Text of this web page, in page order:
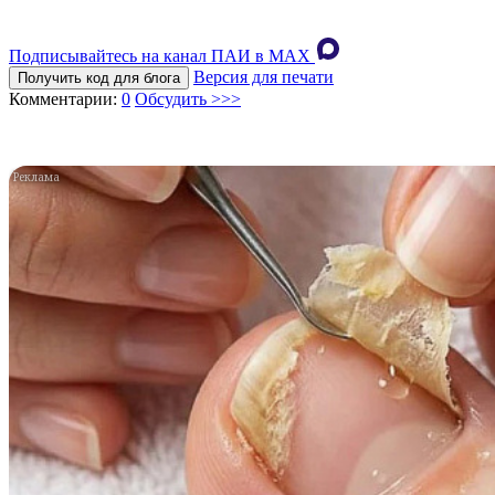
Подписывайтесь на канал ПАИ в MAХ
Получить код для блога
Версия для печати
Комментарии: 0 Обсудить >>>